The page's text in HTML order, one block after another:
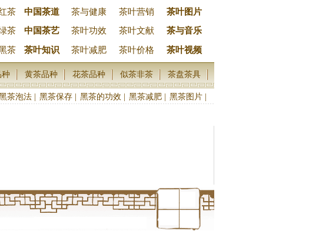
茶 中国茶道 茶与健康 茶叶营销
茶叶图片
茶 中国茶艺 茶叶功效 茶叶文献 茶与音乐
茶 茶叶知识 茶叶减肥 茶叶价格 茶叶视频
种 黄茶品种 花茶品种 似茶非茶 茶盘茶具
茶泡法| 黑茶保存| 黑茶的功效 黑茶减肥| 黑茶图片|